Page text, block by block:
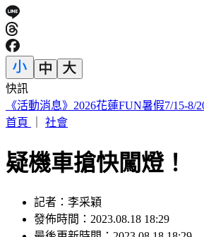
快訊
幕後／竹北人選呼之欲出 賴清德複製
首頁
社會
疑機車搶快闖燈！
記者：李采穎
發佈時間：2023.08.18 18:29